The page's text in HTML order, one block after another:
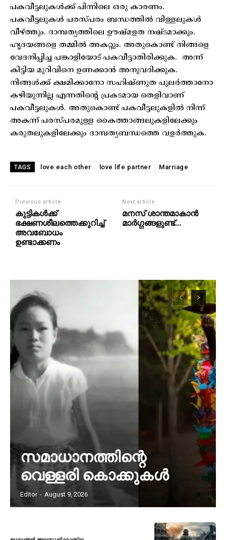
പകവീട്ടലുകള്‍ക്ക് പിന്നിലെ ഒരു കാരണം.
പകവീട്ടലുകള്‍ പരസ്പരം ബന്ധത്തില്‍ വിള്ളലുകള്‍
വീഴ്ത്തും. ദാമ്പത്യത്തിലെ ഊഷ്മളത നഷ്ടമാക്കും.
ഹൃദയങ്ങളെ തമ്മില്‍ അകറ്റും. അതുകൊണ്ട് നിങ്ങളെ
വേദനിപ്പിച്ച പങ്കാളിയോട് പകവീട്ടാതിരിക്കുക. അന്ന്
കിട്ടിയ മുറിവിനെ ഉണക്കാന്‍ അനുവദിക്കുക.
നിങ്ങള്‍ക്ക് ക്ഷമിക്കാനോ സഹിഷ്ണുത പുലര്‍ത്താനോ
കഴിയുന്നില്ല എന്നതിന്റെ പ്രകടമായ തെളിവാണ്
പകവീട്ടലുകള്‍. അതുകൊണ്ട് പകവീട്ടലുകളില്‍ നിന്ന്
അകന്ന് പരസ്പരമുള്ള കൈത്താങ്ങലുകളിലേക്കും
കരുതലുകളിലേക്കും ദാമ്പത്യബന്ധത്തെ വളര്‍ത്തുക.
TAGS love each other love life partner Marriage
Previous article
കുട്ടികള്‍ക്ക്
ഭക്ഷണശീലത്തെക്കുറിച്ച്
അവബോധം
ഉണ്ടാക്കണം
Next article
മനസ് ശാന്തമാകാൻ
മാർഗ്ഗങ്ങളുണ്ട്…
സമാധാനത്തിന്റെ
വെള്ളരി കൊക്കുകൾ
Editor - August 9, 2026